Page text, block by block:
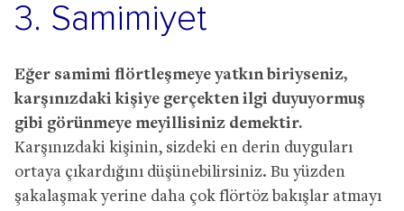
3. Samimiyet
Eğer samimi flörtleşmeye yatkın biriyseniz,
karşınızdaki kişiye gerçekten ilgi duyuyormuş
gibi görünmeye meyillisiniz demektir.
Karşınızdaki kişinin, sizdeki en derin duyguları
ortaya çıkardığını düşünebilirsiniz. Bu yüzden
şakalaşmak yerine daha çok flörtöz bakışlar atmayı